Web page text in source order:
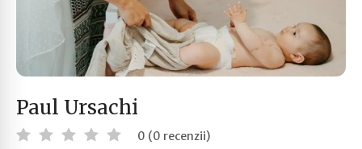
Paul Ursachi
0 (0 recenzii)